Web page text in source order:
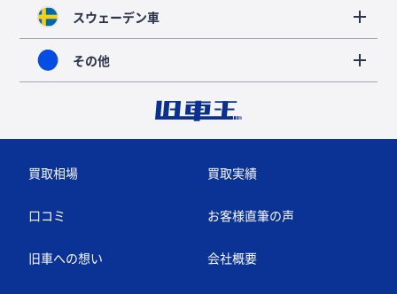
スウェーデン車
その他
買取相場 買取実績
口コミ お客様直筆の声
旧車への想い 会社概要